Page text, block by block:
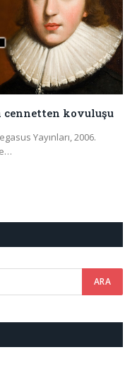
cennetten kovuluşu
Yayınları, 2006.